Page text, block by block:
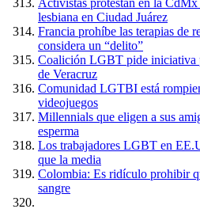
Activistas protestan en la
lesbiana en Ciudad Juárez
Francia prohíbe las terapias de
considera un “delito”
Coalición LGBT pide iniciativa
de Veracruz
Comunidad LGTBI está
videojuegos
Millennials que eligen a sus
esperma
Los trabajadores LGBT en
que la media
Colombia: Es ridículo prohibir
sangre